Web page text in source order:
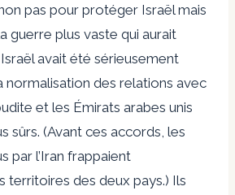
pas pour protéger Israël mais
guerre plus vaste qui aurait
avait été sérieusement
normalisation des relations avec
et les Émirats arabes unis
sûrs. (Avant ces accords, les
par l’Iran frappaient
territoires des deux pays.) Ils